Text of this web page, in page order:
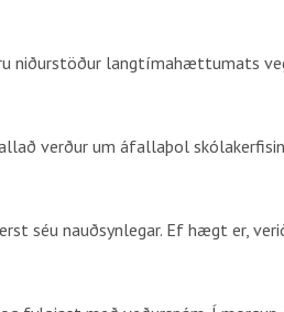
niðurstöður langtímahættumats
verður um áfallaþol
séu nauðsynlegar. Ef hægt er,